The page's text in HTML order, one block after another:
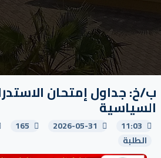
ب/خ: جداول إمتحان
السياسية
11:03
2026-05-31
165
الطلبة